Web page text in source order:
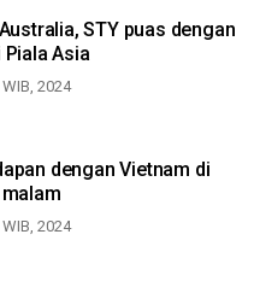
STY puas dengan
Asia
2024
dengan Vietnam di
2024